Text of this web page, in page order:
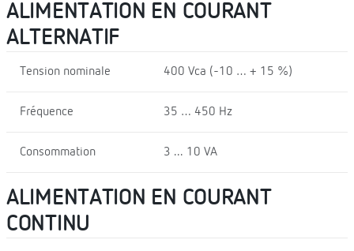
ALIMENTATION EN COURANT
ALTERNATIF
Tension nominale 400 Vca (-10 … + 15 %)
Fréquence 35 … 450 Hz
Consommation 3 ... 10 VA
ALIMENTATION EN COURANT
CONTINU